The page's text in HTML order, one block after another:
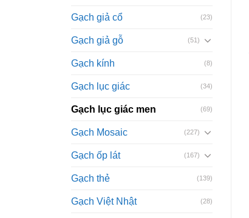
Gạch giả cổ (23)
Gạch giả gỗ (51)
Gạch kính (8)
Gạch lục giác (34)
Gạch lục giác men (69)
Gạch Mosaic (227)
Gạch ốp lát (167)
Gạch thẻ (139)
Gạch Việt Nhật (28)